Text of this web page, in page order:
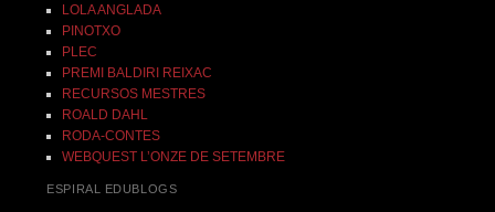
LOLA ANGLADA
PINOTXO
PLEC
PREMI BALDIRI REIXAC
RECURSOS MESTRES
ROALD DAHL
RODA-CONTES
WEBQUEST L’ONZE DE SETEMBRE
ESPIRAL EDUBLOGS